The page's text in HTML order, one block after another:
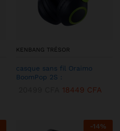
KENBANG TRÉSOR
casque sans fil Oraimo
BoomPop 2S :
18449 CFA
-14%